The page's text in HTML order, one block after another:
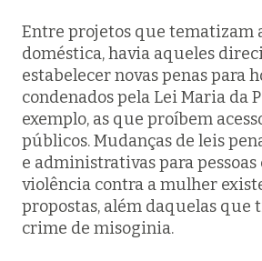
Entre projetos que tematizam
doméstica, havia aqueles
estabelecer novas penas para
condenados pela Lei Maria da
exemplo, as que proíbem
públicos. Mudanças de leis
e administrativas para
violência contra a mulher
propostas, além daquelas que
crime de misoginia.